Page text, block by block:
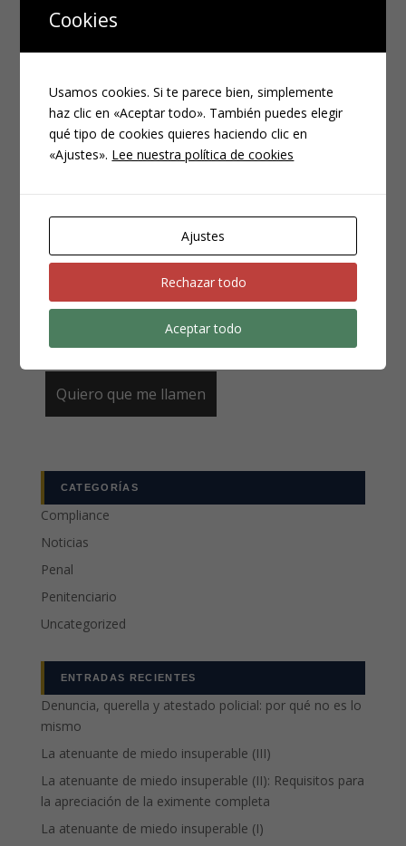
¿NECESITAS UN ABOGADO?
Los campos marcados con*son obligatorios
CATEGORÍAS
Compliance
Noticias
Penal
Penitenciario
Uncategorized
ENTRADAS RECIENTES
Denuncia, querella y atestado policial: por qué no es lo
mismo
La atenuante de miedo insuperable (III)
La atenuante de miedo insuperable (II): Requisitos para
la apreciación de la eximente completa
La atenuante de miedo insuperable (I)
Cookies
Usamos cookies. Si te parece bien, simplemente
haz clic en «Aceptar todo». También puedes elegir
qué tipo de cookies quieres haciendo clic en
«Ajustes». Lee nuestra política de cookies
Ajustes
Rechazar todo
Aceptar todo